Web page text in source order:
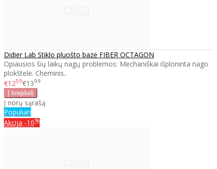
Didier Lab Stiklo pluošto bazė FIBER OCTAGON
Opiausios šių laikų nagų problemos: Mechaniškai išploninta nago
plokštelė. Cheminis..
€1259€1399
Į norų sąrašą
Populiari
Akcija -10%